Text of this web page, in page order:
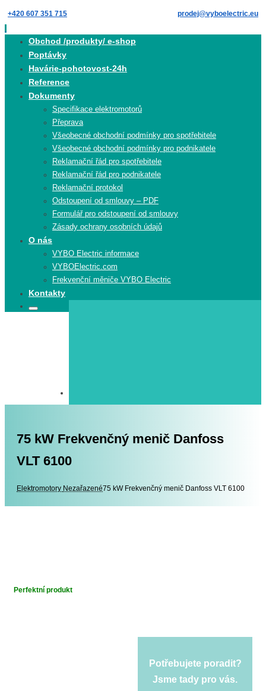
Skip
to
content
+420 607 351 715 prodej@vyboelectric.eu
Obchod /produkty/ e-shop
Poptávky
Havárie-pohotovost-24h
Reference
Dokumenty
Specifikace elektromotorů
Přeprava
Všeobecné obchodní podmínky pro spotřebitele
Všeobecné obchodní podmínky pro podnikatele
Reklamační řád pro spotřebitele
Reklamační řád pro podnikatele
Reklamační protokol
Odstoupení od smlouvy – PDF
Formulář pro odstoupení od smlouvy
Zásady ochrany osobních údajů
O nás
VYBO Electric informace
VYBOElectric.com
Frekvenční měniče VYBO Electric
Kontakty
Search
Search
75 kW Frekvenčný menič Danfoss
VLT 6100
Elektromotory Elektromotory
Nezařazené75 kW Frekvenčný menič Danfoss VLT 6100
Perfektní produkt
Potřebujete poradit?
Jsme tady pro vás.